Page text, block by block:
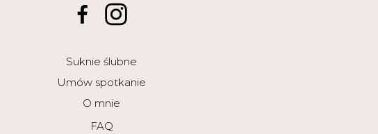
FAQ
Suknie ślubne
Umów spotkanie
O mnie